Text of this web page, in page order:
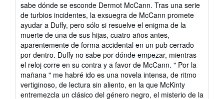
sabe dónde se esconde Dermot McCann. Tras una serie
de turbios incidentes, la exsuegra de McCann promete
ayudar a Duffy, pero sólo si resuelve el enigma de la
muerte de una de sus hijas, cuatro años antes,
aparentemente de forma accidental en un pub cerrado
por dentro. Duffy no sabe por dónde empezar, mientras
el reloj corre en su contra y a favor de McCann. " Por la
mañana " me habré ido es una novela intensa, de ritmo
vertiginoso, de lectura sin aliento, en la que McKinty
entremezcla un clásico del género negro, el misterio de la